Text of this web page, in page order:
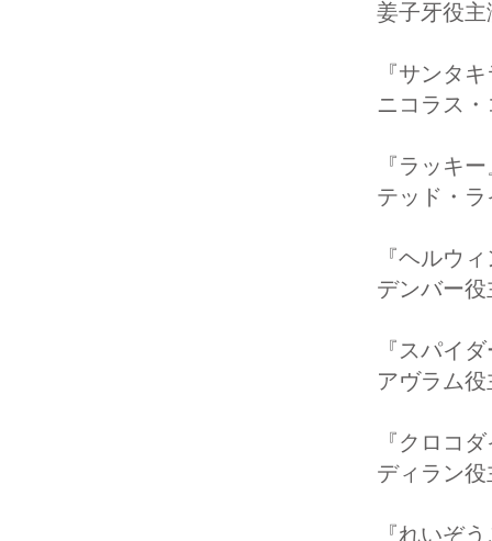
姜子牙役主
『サンタ
ニコラス
『ラッキ
テッド・
『ヘルウ
デンバー
『スパイ
アヴラム
『クロコ
ディラン